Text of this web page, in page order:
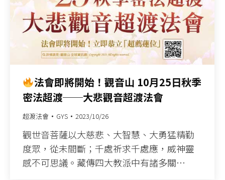
法會即將開始！觀音山 10月25日秋季
密法超渡──大悲觀音超渡法會
超渡法會 GYS 2023/10/26
觀世音菩薩以大慈悲、大智慧、大勇猛精勤
度眾，從未間斷；千處祈求千處應，威神靈
感不可思議。藏傳四大教派中有諸多關…